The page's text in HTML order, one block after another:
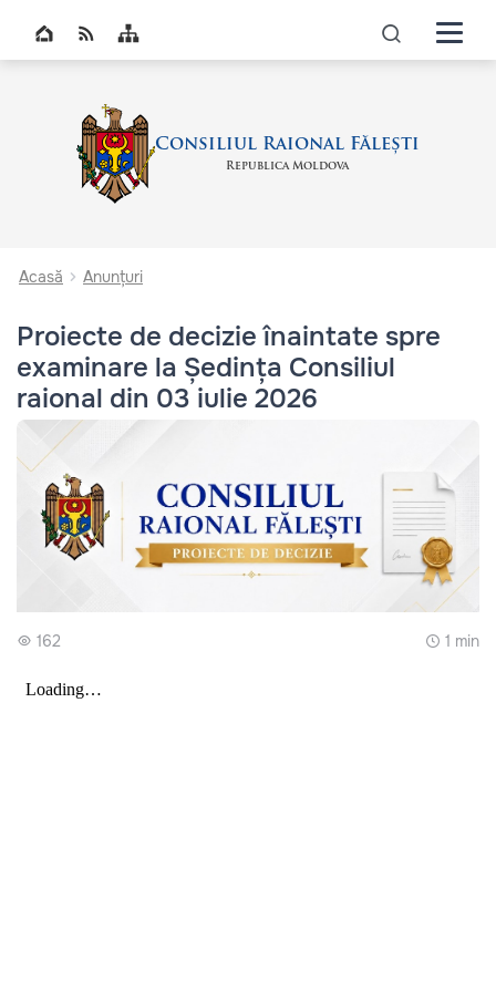
Top bar navigation icon
Consiliul Raional Fălești
Republica Moldova
Acasă Anunțuri
Proiecte de decizie înaintate spre
examinare la Ședința Consiliul
raional din 03 iulie 2026
162 1 min